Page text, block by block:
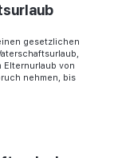
gesetzlichen
Elternurlaub von
nehmen, bis